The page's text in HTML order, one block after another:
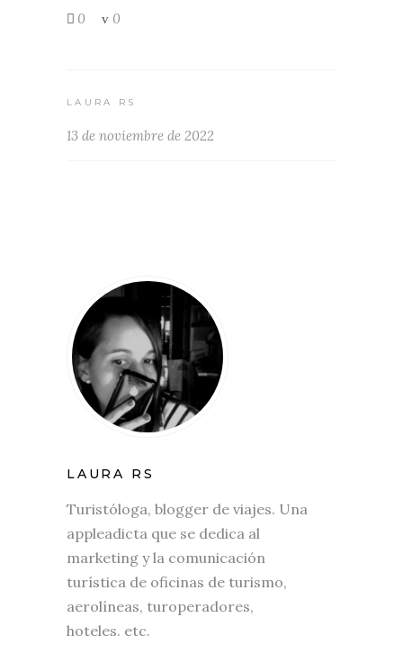
0 0
LAURA RS
13 de noviembre de 2022
LAURA RS
Turistóloga, blogger de viajes. Una
appleadicta que se dedica al
marketing y la comunicación
turística de oficinas de turismo,
aerolíneas, turoperadores,
hoteles. etc.